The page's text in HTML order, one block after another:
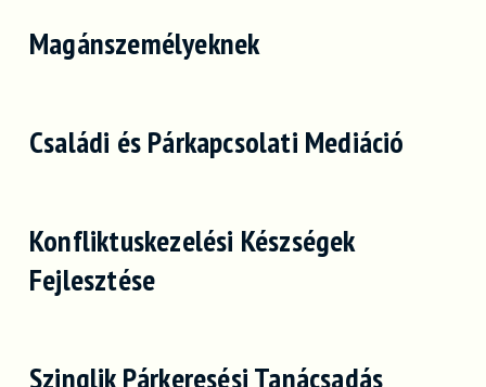
Magánszemélyeknek
Családi és Párkapcsolati Mediáció
Konfliktuskezelési Készségek
Fejlesztése
Szinglik Párkeresési Tanácsadás